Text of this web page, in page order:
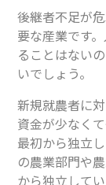
後継者不足が
要な産業です
ることはない
いでしょう。
新規就農者に
資金が少なく
最初から独立
の農業部門や
から独立して